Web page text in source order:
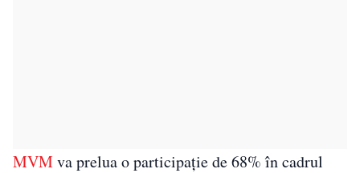
MVMva prelua o participație de 68% în cadrul